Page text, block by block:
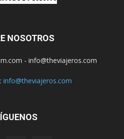
NOSOTROS
- info@theviajeros.com
info@theviajeros.com